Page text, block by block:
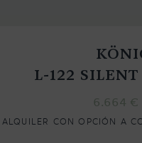
L-122
6.664 €
ALQUILER CON OPCIÓN A